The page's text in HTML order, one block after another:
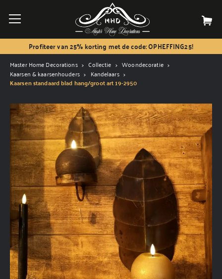
Profiteer van 25% korting met de code: OPHEFFING25!
Master Home Decorations Collectie
Woondecoratie
Kaarsen & kaarsenhouders
Kandelaars
Kaarsen standaard blad hang/groot art 19-2950